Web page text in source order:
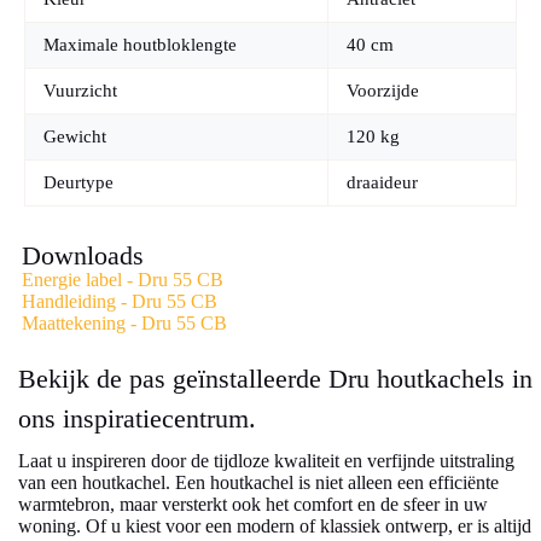
met laag onderhoud gedurende 20-30 jaar.
✔Stijlvol design: Tijdloze antraciet uitstraling die past in zowel
moderne als klassieke interieurs.
milieuvriendelijk stoken met minimale uitstoot.
Is de DRU 55 CB de Juiste Kachel voor Uw Woning?
De DRU 55 CB is perfect voor ruimtes met een
efficiënte houtkachelverwarming gecombineerd met sfeervolle
warmte. Of je nu waarde hecht aan design, prestaties of
duurzaamheid – deze kachel levert op alle fronten.
contact op voor een vrijblijvend gesprek over de DRU 55
CB!
Maximale houtbloklengte 40 cm
Vuurzicht Voorzijde
Gewicht 120 kg
Deurtype draaideur
Downloads
Energie label - Dru 55 CB
Handleiding - Dru 55 CB
Maattekening - Dru 55 CB
Bekijk de pas geïnstalleerde Dru houtkachels in
ons inspiratiecentrum.
Laat u inspireren door de tijdloze kwaliteit en verfijnde uitstraling
van een houtkachel. Een houtkachel is niet alleen een efficiënte
warmtebron, maar versterkt ook het comfort en de sfeer in uw
woning. Of u kiest voor een modern of klassiek ontwerp, er is altijd